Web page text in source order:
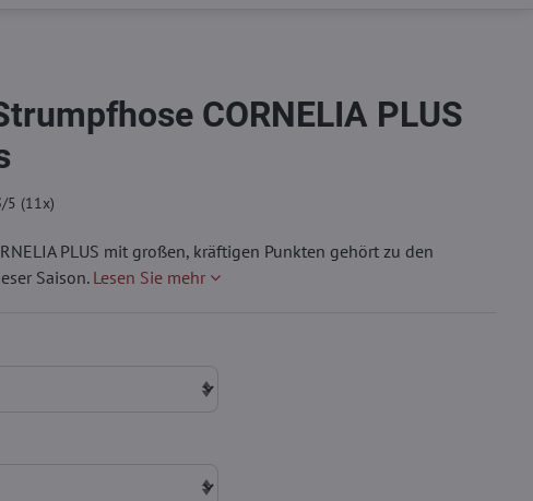
CORNELIA PLUS
/5 (11x)
PLUS mit großen, kräftigen Punkten gehört zu den
Saison. Lesen Sie mehr